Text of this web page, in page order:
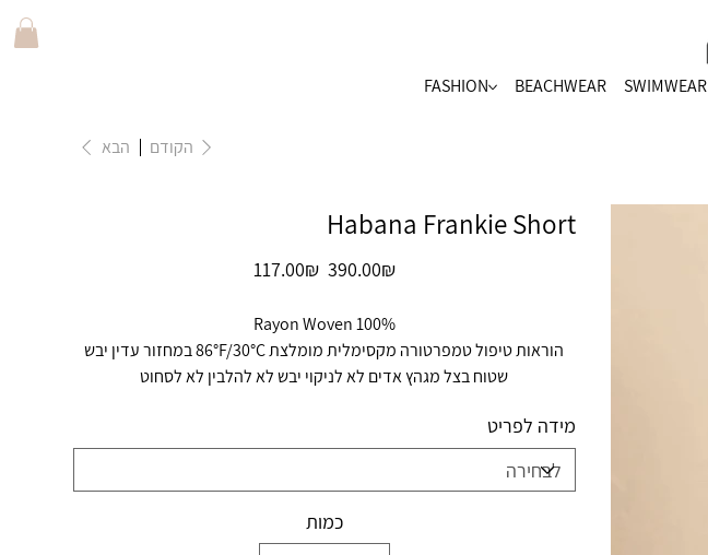
FASHION BEACHWEAR SWIMWEAR
הקודם הבא
Habana Frankie Short
מקורי
‏390.00 ‏₪
מבצע
‏117.00 ‏₪
100% Rayon Woven
הוראות טיפול טמפרטורה מקסימלית מומלצת 86°F/30°C במחזור עדין יבש
שטוח בצל מגהץ אדים לא לניקוי יבש לא להלבין לא לסחוט
מידה לפריט
כמות